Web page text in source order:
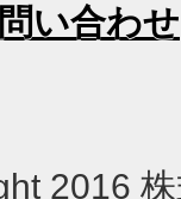
い合わせ
2016